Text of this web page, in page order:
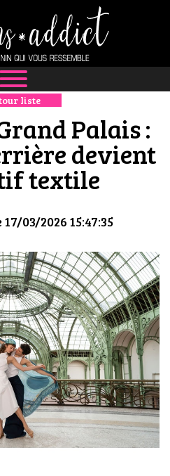
TECH
liste
Palais :
devient
textile
03/2026 15:47:35